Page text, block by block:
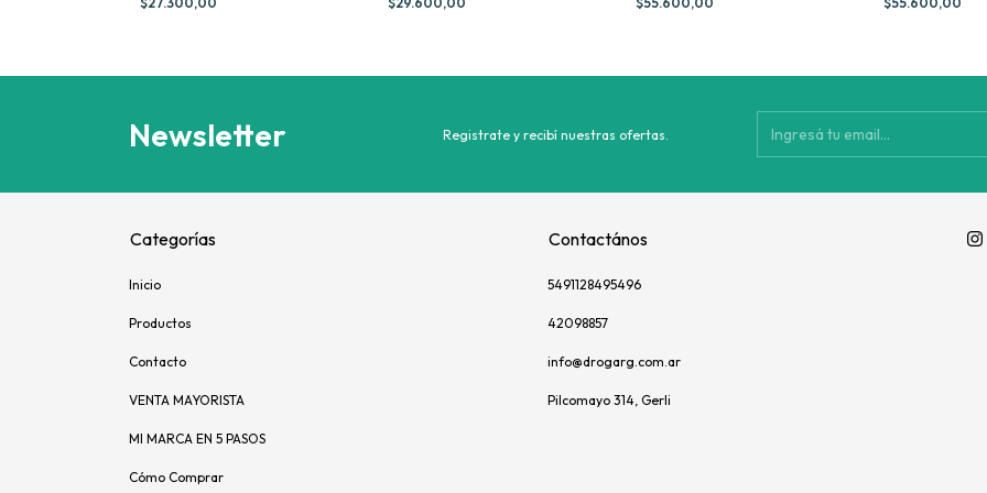
Newsletter Registrate y recibí nuestras ofertas.
Categorías
Inicio
Productos
Contacto
VENTA MAYORISTA
MI MARCA EN 5 PASOS
Cómo Comprar
Contactános
5491128495496
42098857
info@drogarg.com.ar
Pilcomayo 314, Gerli